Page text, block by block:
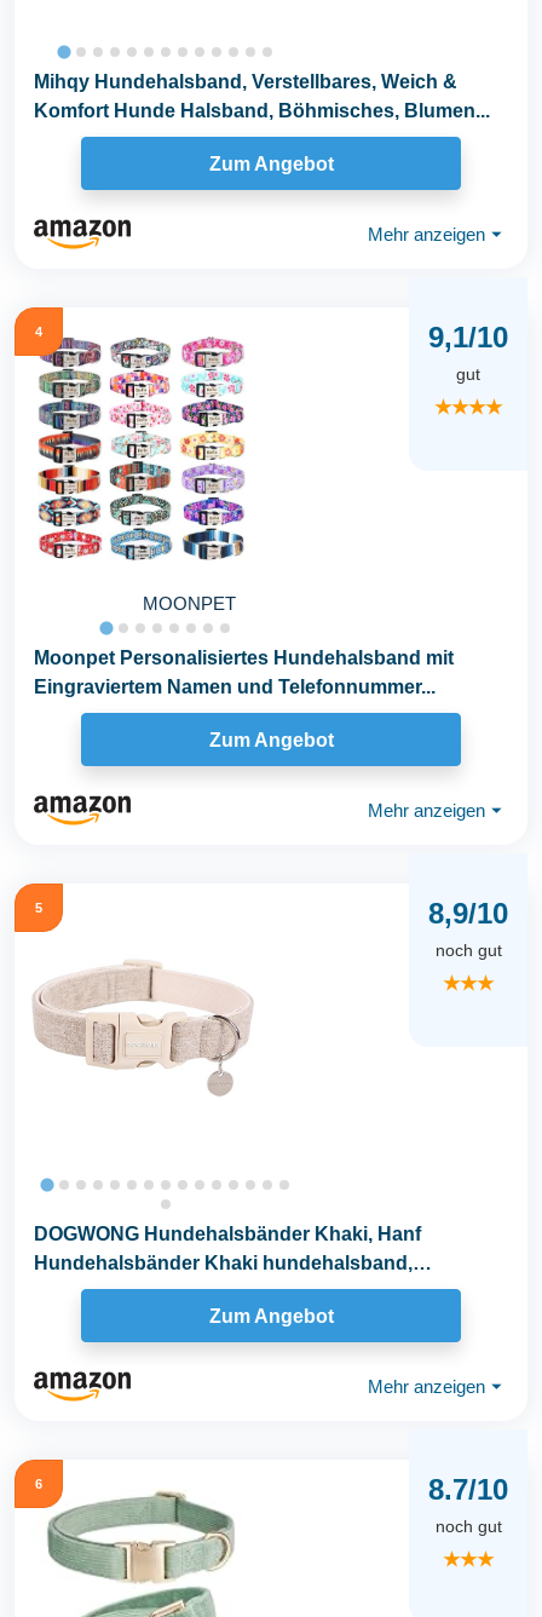
Mihqy Hundehalsband, Verstellbares, Weich &
Komfort Hunde Halsband, Böhmisches, Blumen...
Zum Angebot
Mehr anzeigen ⏷
4
MOONPET
9,1/10
gut
★★★★
Moonpet Personalisiertes Hundehalsband mit
Eingraviertem Namen und Telefonnummer...
Zum Angebot
Mehr anzeigen ⏷
5 8,9/10
noch gut
★★★
DOGWONG Hundehalsbänder Khaki, Hanf
Hundehalsbänder Khaki hundehalsband,
Natürliche Weich...
Zum Angebot
Mehr anzeigen ⏷
6 8.7/10
noch gut
★★★